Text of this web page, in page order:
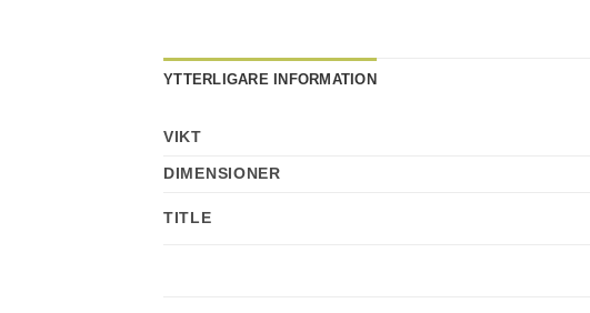
YTTERLIGARE INFORMATION
VIKT
DIMENSIONER
TITLE